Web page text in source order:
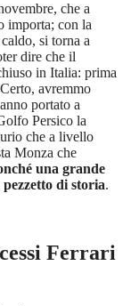
che a
importa; con la
si torna a
dire che il
in Italia: prima
avremmo
portato a
Persico la
che a livello
Monza che
una grande
di storia.
Ferrari